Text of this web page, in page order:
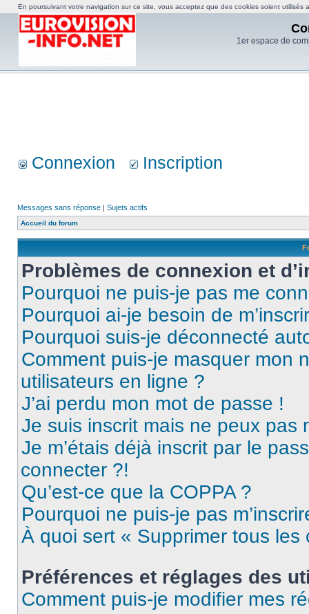
1er espace de
Connexion Inscription
Messages sans réponse | Sujets actifs
Accueil du forum
Problèmes de connexion et
Pourquoi ne puis-je pas me
Pourquoi ai-je besoin de
Pourquoi suis-je déconnecté
Comment puis-je masquer mon
utilisateurs en ligne ?
J’ai perdu mon mot de passe !
Je suis inscrit mais ne peux pas
Je m’étais déjà inscrit par le
connecter ?!
Qu’est-ce que la COPPA ?
Pourquoi ne puis-je pas
À quoi sert « Supprimer tous les
Préférences et réglages des
Comment puis-je modifier mes
En poursuivant votre navigation sur ce site, vous acceptez que des cookies soient